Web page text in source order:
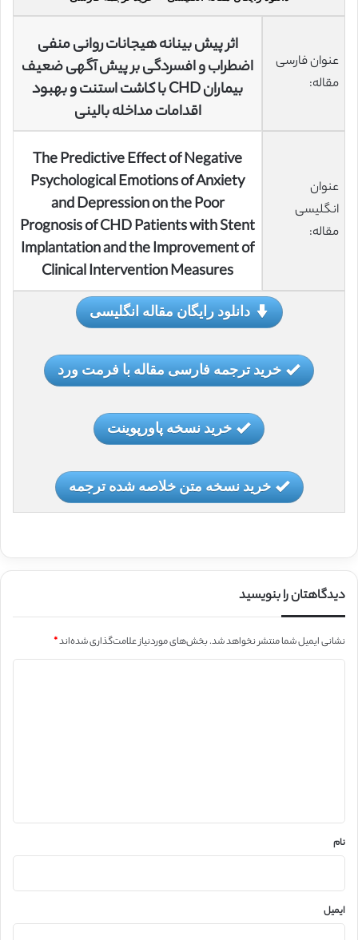
عنوان فارسی
مقاله:
اثر پیش بینانه هیجانات روانی منفی
اضطراب و افسردگی بر پیش آگهی ضعیف
بیماران CHD با کاشت استنت و بهبود
اقدامات مداخله بالینی
عنوان
انگلیسی
مقاله:
The Predictive Effect of Negative
Psychological Emotions of Anxiety
and Depression on the Poor
Prognosis of CHD Patients with Stent
Implantation and the Improvement of
Clinical Intervention Measures
دانلود رایگان مقاله انگلیسی
خرید ترجمه فارسی مقاله با فرمت ورد
خرید نسخه پاورپوینت
خرید نسخه متن خلاصه شده ترجمه
دیدگاهتان را بنویسید
نشانی ایمیل شما منتشر نخواهد شد.بخش‌های موردنیاز علامت‌گذاری شده‌اند*
نام
ایمیل